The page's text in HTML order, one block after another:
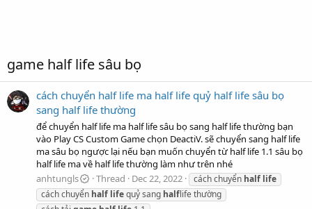
game half life sâu bọ
cách chuyển half life ma half life quỷ half life sâu bọ
sang half life thường
để chuyển half life ma half life sâu bọ sang half life thường bạn
vào Play CS Custom Game chọn DeactiV. sẽ chuyển sang half life
ma sâu bọ ngược lại nếu bạn muốn chuyển từ half life 1.1 sâu bọ
half life ma về half life thường làm như trên nhé
anhtungls
Thread Dec 22, 2022 cách chuyển half life
cách chuyển half lifequỷ sang halflife thường